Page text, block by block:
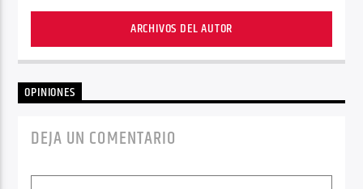
ARCHIVOS DEL AUTOR
OPINIONES
DEJA UN COMENTARIO